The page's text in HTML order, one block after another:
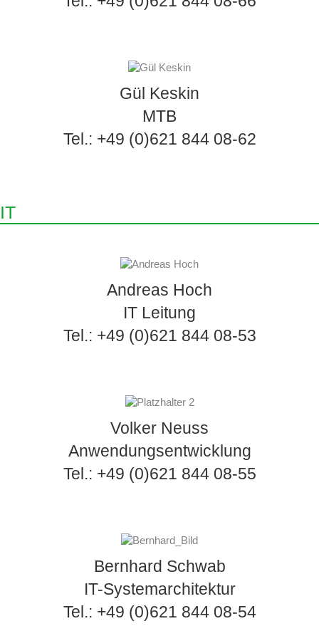
Gül Keskin
MTB
Tel.: +49 (0)621 844 08-62
IT
Andreas Hoch
IT Leitung
Tel.: +49 (0)621 844 08-53
Volker Neuss
Anwendungsentwicklung
Tel.: +49 (0)621 844 08-55
Bernhard Schwab
IT-Systemarchitektur
Tel.: +49 (0)621 844 08-54